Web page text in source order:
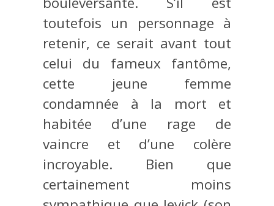
toutefois un personnage à
retenir, ce serait avant tout
celui du fameux fantôme,
cette jeune femme
condamnée à la mort et
habitée d’une rage de
vaincre et d’une colère
incroyable. Bien que
certainement moins